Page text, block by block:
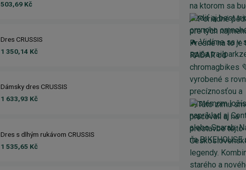
503,69 Kč
Dres CRUSSIS
1 350,14 Kč
Dámsky dres CRUSSIS
1 633,93 Kč
Dres s dlhým rukávom CRUSSIS
1 535,65 Kč